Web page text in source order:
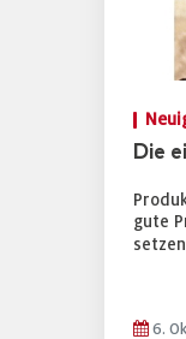
Die
gute
6.